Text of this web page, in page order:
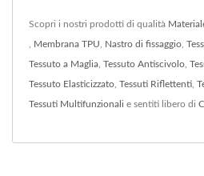
Scopri i nostri prodotti di qualità
, Membrana TPU, Nastro di fissaggio,
Tessuto a Maglia, Tessuto Antiscivolo,
Tessuto Elasticizzato, Tessuti Riflettenti,
Tessuti Multifunzionali e sentiti libero di